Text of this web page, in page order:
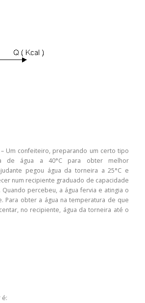
– Um confeiteiro, preparando um certo tipo
de água a 40°C para obter melhor
pegou água da torneira a 25°C e
num recipiente graduado de capacidade
percebeu, a água fervia e atingia o
Para obter a água na temperatura de que
no recipiente, água da torneira até o
é: